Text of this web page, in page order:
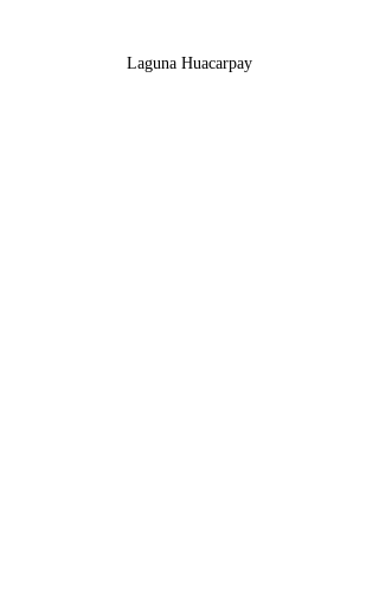
Laguna Huacarpay